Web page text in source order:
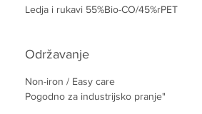
Ledja i rukavi 55%Bio-CO/45%rPET
Održavanje
Non-iron / Easy care
Pogodno za industrijsko pranje"